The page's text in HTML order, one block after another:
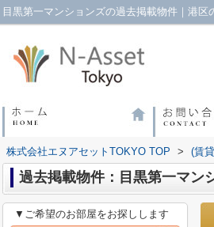
目黒第一マンションズの過去掲載物件｜港
株式会社エヌアセットTOKYO TOP > (賃
過去掲載物件：目黒第一マン
▼ご希望のお部屋をお探しします